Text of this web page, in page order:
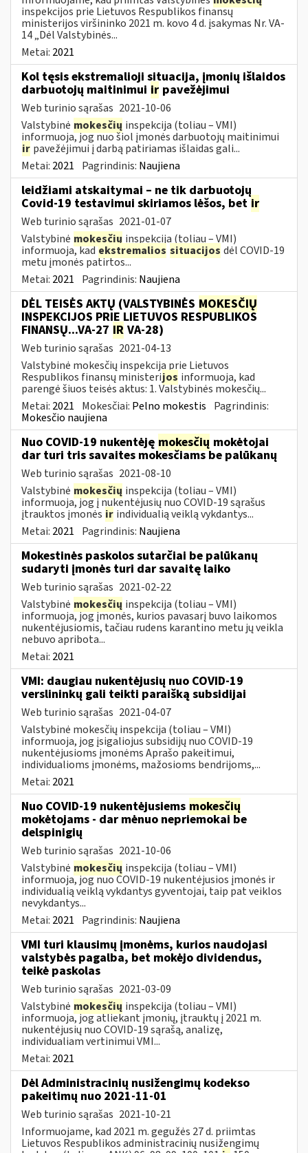
inspekcijos prie Lietuvos Respublikos finansų
ministerijos viršininko 2021 m. kovo 4 d. įsakymas Nr. VA-
14 „Dėl Valstybinės...
Metai: 2021
Kol tęsis ekstremalioji situacija, įmonių išlaidos
darbuotojų maitinimui ir pavežėjimui
Web turinio sąrašas 2021-10-06
Valstybinė mokesčių inspekcija (toliau – VMI)
informuoja, jog nuo šiol įmonės darbuotojų maitinimui
ir pavežėjimui į darbą patiriamas išlaidas gali...
Metai: 2021 Pagrindinis: Naujiena
leidžiami atskaitymai – ne tik darbuotojų
Covid-19 testavimui skiriamos lėšos, bet ir
Web turinio sąrašas 2021-01-07
Valstybinė mokesčių inspekcija (toliau – VMI)
informuoja, kadekstremalios situacijos dėl COVID-19
metu įmonės patirtos...
Metai: 2021 Pagrindinis: Naujiena
DĖL TEISĖS AKTŲ (VALSTYBINĖS MOKESČIŲ
INSPEKCIJOS PRIE LIETUVOS RESPUBLIKOS
FINANSŲ...VA-27 IR VA-28)
Web turinio sąrašas 2021-04-13
Valstybinė mokesčių inspekcija prie Lietuvos
Respublikos finansų ministerijos informuoja, kad
parengė šiuos teisės aktus: 1. Valstybinės mokesčių...
Metai: 2021 Mokesčiai: Pelno mokestis Pagrindinis:
Mokesčio naujiena
Nuo COVID-19 nukentėję mokesčių mokėtojai
dar turi tris savaites mokesčiams be palūkanų
Web turinio sąrašas 2021-08-10
Valstybinė mokesčių inspekcija (toliau – VMI)
informuoja, jog į nukentėjusių nuo COVID-19 sąrašus
įtrauktos įmonės ir individualią veiklą vykdantys...
Metai: 2021 Pagrindinis: Naujiena
Mokestinės paskolos sutarčiai be palūkanų
sudaryti įmonės turi dar savaitę laiko
Web turinio sąrašas 2021-02-22
Valstybinė mokesčių inspekcija (toliau – VMI)
informuoja, jog įmonės, kurios pavasarį buvo laikomos
nukentėjusiomis, tačiau rudens karantino metu jų veikla
nebuvo apribota...
Metai: 2021
VMI: daugiau nukentėjusių nuo COVID-19
verslininkų gali teikti paraišką subsidijai
Web turinio sąrašas 2021-04-07
Valstybinė mokesčių inspekcija (toliau – VMI)
informuoja, jog įsigaliojus subsidijų nuo COVID-19
nukentėjusioms įmonėms Aprašo pakeitimui,
individualioms įmonėms, mažosioms bendrijoms,...
Metai: 2021
Nuo COVID-19 nukentėjusiems mokesčių
mokėtojams - dar mėnuo nepriemokai be
delspinigių
Web turinio sąrašas 2021-10-06
Valstybinė mokesčių inspekcija (toliau – VMI)
informuoja, jog nuo COVID-19 nukentėjusios įmonės ir
individualią veiklą vykdantys gyventojai, taip pat veiklos
nevykdantys...
Metai: 2021 Pagrindinis: Naujiena
VMI turi klausimų įmonėms, kurios naudojasi
valstybės pagalba, bet mokėjo dividendus,
teikė paskolas
Web turinio sąrašas 2021-03-09
Valstybinė mokesčių inspekcija (toliau – VMI)
informuoja, jog atliekant įmonių, įtrauktų į 2021 m.
nukentėjusių nuo COVID-19 sąrašą, analizę,
individualiam vertinimui VMI...
Metai: 2021
Dėl Administracinių nusižengimų kodekso
pakeitimų nuo 2021-11-01
Web turinio sąrašas 2021-10-21
Informuojame, kad 2021 m. gegužės 27 d. priimtas
Lietuvos Respublikos administracinių nusižengimų